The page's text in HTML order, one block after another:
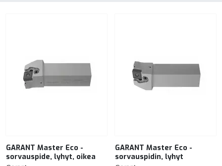
GARANT Master Eco -
sorvauspide, lyhyt, oikea
GARANT Master Eco -
sorvauspidin, lyhyt